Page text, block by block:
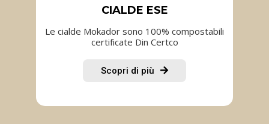
CIALDE ESE
Le cialde Mokador sono 100% compostabili
certificate Din Certco
Scopri di più